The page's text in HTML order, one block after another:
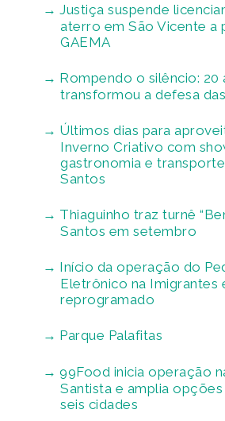
Justiça suspende
aterro em São Vicente a
GAEMA
Rompendo o silêncio: 20
transformou a defesa
Últimos dias para
Inverno Criativo com
gastronomia e
Santos
Thiaguinho traz turnê
Santos em setembro
Início da operação do
Eletrônico na Imigrantes
reprogramado
Parque Palafitas
99Food inicia operação
Santista e amplia
seis cidades